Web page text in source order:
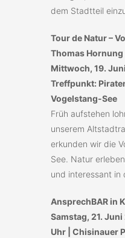
dem Stadtteil
Tour de Natur –
Thomas Hornung
Mittwoch, 19.
Treffpunkt:
Vogelstang-See
Früh aufstehen
unserem
erkunden wir die
See. Natur
und interessant in
AnsprechBAR in
Samstag, 21.
Uhr | Chisinauer